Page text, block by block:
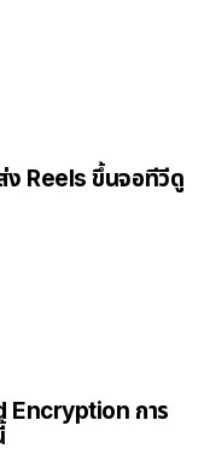
Reels ขึ้นจอทีวีดู
Encryption การ